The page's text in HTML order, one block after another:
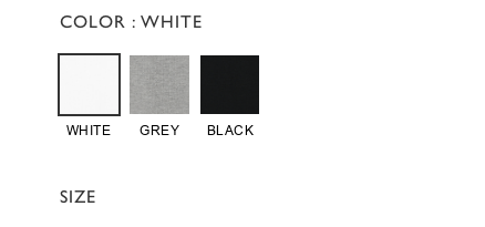
COLOR : WHITE
WHITE GREY BLACK
SIZE